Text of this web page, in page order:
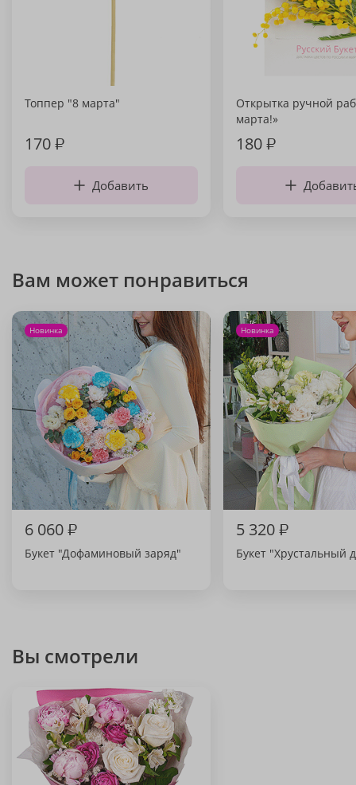
Топпер "8 марта"
170₽
Добавить
Открытка ручной
марта!»
180₽
Вам может понравиться
Новинка
6 060₽
Букет "Дофаминовый заряд"
Новинка
5 320₽
Букет "Хрустальный
Вы смотрели